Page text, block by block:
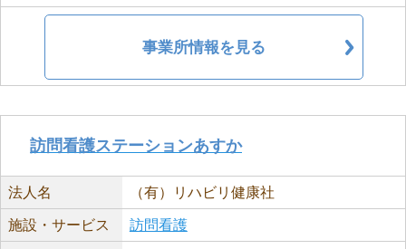
事業所情報を見る
訪問看護ステーションあすか
法人名 （有）リハビリ健康社
施設・サービス 訪問看護